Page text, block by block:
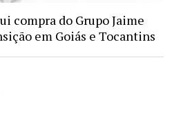
compra do Grupo Jaime
em Goiás e Tocantins